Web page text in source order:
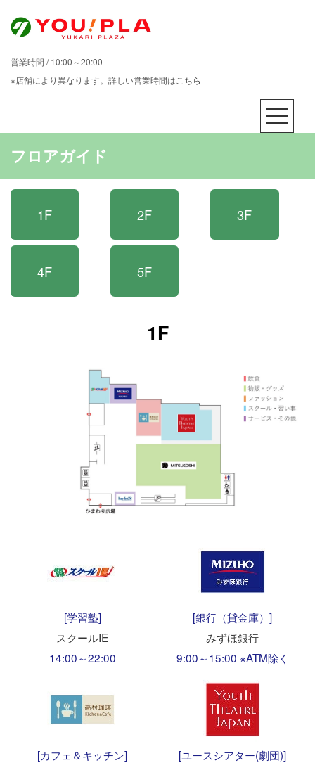
営業時間 / 10:00～20:00
※店舗により異なります。詳しい営業時間は こちら
フロアガイド
1F 2F 3F
4F 5F
1F
[学習塾]
スクールIE
14:00～22:00
[銀行（貸金庫）]
みずほ銀行
9:00～15:00 ※ATM除く
[カフェ＆キッチン]
[ユースシアター(劇団)]